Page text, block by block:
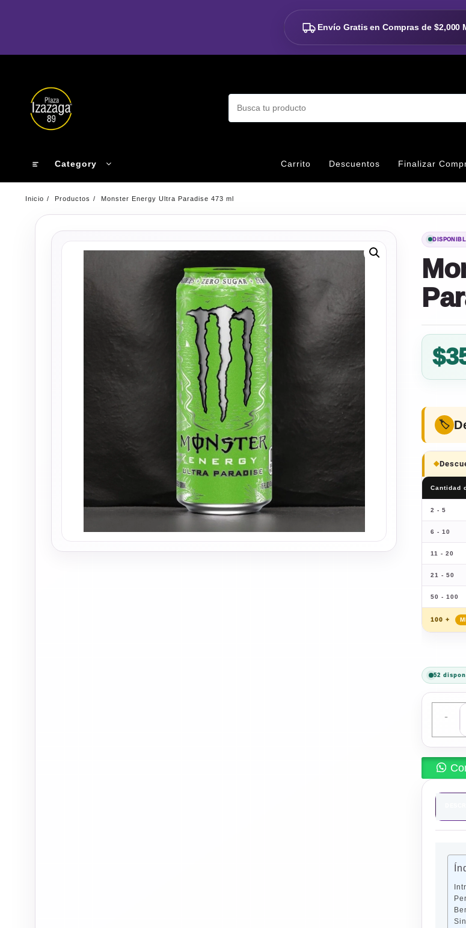
Envío Gratis en Compras de $2,000
Category Carrito Descuentos Finalizar
Inicio Productos Monster Energy Ultra Paradise 473 ml
$
Cantidad
2 - 5
6 - 10
11 - 20
21 - 50
50 - 100
100 +
52
-